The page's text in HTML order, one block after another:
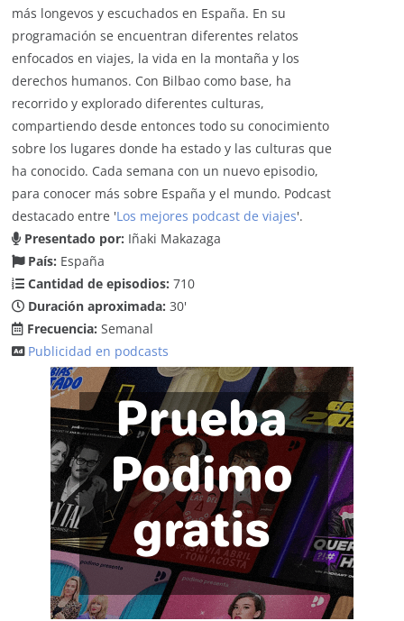
más longevos y escuchados en España. En su
programación se encuentran diferentes relatos
enfocados en viajes, la vida en la montaña y los
derechos humanos. Con Bilbao como base, ha
recorrido y explorado diferentes culturas,
compartiendo desde entonces todo su conocimiento
sobre los lugares donde ha estado y las culturas que
ha conocido. Cada semana con un nuevo episodio,
para conocer más sobre España y el mundo. Podcast
destacado entre 'Los mejores podcast de viajes'.
Presentado por: Iñaki Makazaga
País: España
Cantidad de episodios: 710
Duración aproximada: 30'
Frecuencia: Semanal
Publicidad en podcasts